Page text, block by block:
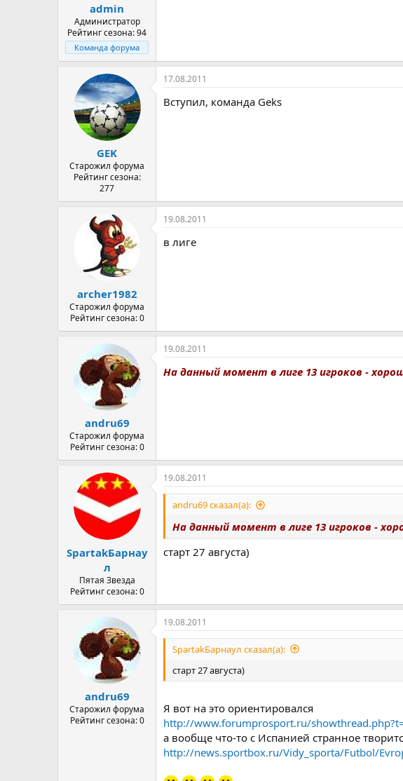
admin
Администратор
Рейтинг сезона: 94
Команда форума
GEK
Старожил форума
Рейтинг сезона:
277
17.08.2011
Вступил, команда Geks
archer1982
Старожил форума
Рейтинг сезона: 0
19.08.2011
в лиге
andru69
Старожил форума
Рейтинг сезона: 0
19.08.2011
На данный момент в лиге 13 игроков -
SpartakБарнау
л
Пятая Звезда
Рейтинг сезона: 0
19.08.2011
andru69 сказал(а):
На данный момент в лиге 13 игроков -
старт 27 августа)
andru69
Старожил форума
Рейтинг сезона: 0
19.08.2011
SpartakБарнаул сказал(а):
старт 27 августа)
Я вот на это ориентировался
http://www.forumprosport.ru/
а вообще что-то с Испанией странное
http://news.sportbox.ru/Vidy_sporta/Futbol/